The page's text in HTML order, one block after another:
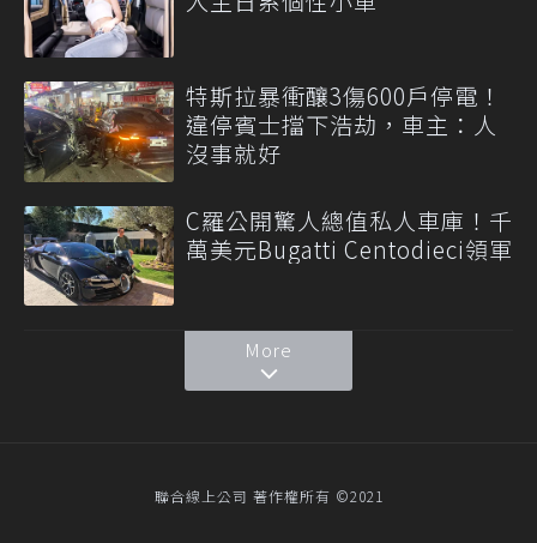
特斯拉暴衝釀3傷600戶停電！
違停賓士擋下浩劫，車主：人
沒事就好
C羅公開驚人總值私人車庫！千
萬美元Bugatti Centodieci領軍
More
聯合線上公司 著作權所有 ©2021